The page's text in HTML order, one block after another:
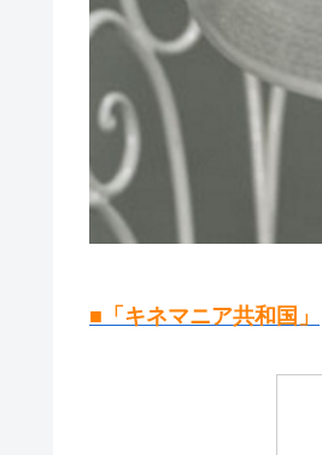
■「キネマニア共和国」